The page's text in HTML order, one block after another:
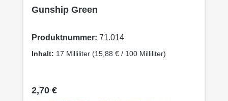
Gunship Green
Produktnummer: 71.014
Inhalt: 17 Milliliter (15,88 € / 100 Milliliter)
Regulärer Preis:
2,70 €